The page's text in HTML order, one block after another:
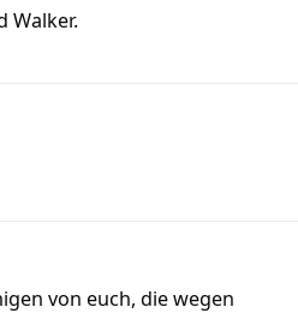
Walker.
von euch, die wegen